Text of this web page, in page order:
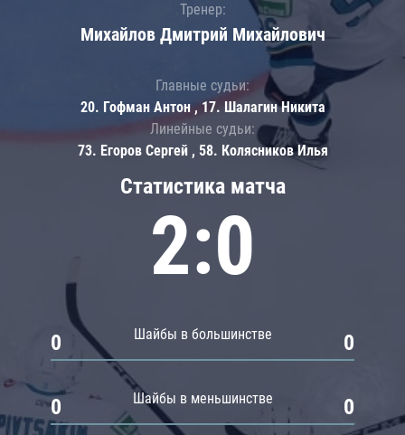
Статистика матча
2:0
Шайбы в большинстве
0 0
Шайбы в меньшинстве
0 0
Тренер:
Михайлов Дмитрий Михайлович
Главные судьи:
20. Гофман Антон , 17. Шалагин Никита
Линейные судьи:
73. Егоров Сергей , 58. Колясников Илья